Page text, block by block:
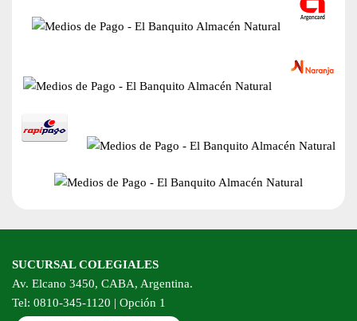
SUCURSAL COLEGIALES
Av. Elcano 3450, CABA, Argentina.
Tel: 0810-345-1120 | Opción 1